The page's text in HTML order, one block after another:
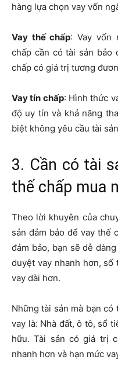
hàng lựa chọn vay vốn
Vay thế chấp: Vay vốn
chấp cần có tài sản bảo
chấp có giá trị tương
Vay tín chấp: Hình thức
độ uy tín và khả năng
biệt không yêu cầu tài
3. Cần có tài
thế chấp mua
Theo lời khuyên của
sản đảm bảo để vay thế
đảm bảo, bạn sẽ dễ
duyệt vay nhanh hơn, số
vay dài hơn.
Những tài sản mà bạn
vay là: Nhà đất, ô tô, sổ
hữu. Tài sản có giá trị
nhanh hơn và hạn mức